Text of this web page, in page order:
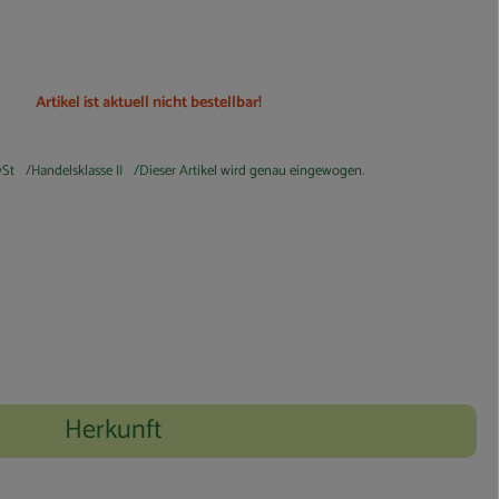
Artikel ist aktuell nicht bestellbar!
Handelsklasse II Dieser Artikel wird genau eingewogen.
Herkunft